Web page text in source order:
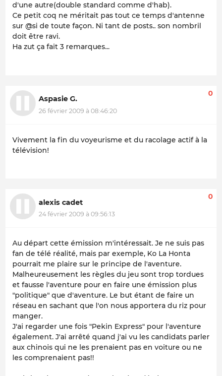
d'une autre(double standard comme d'hab).
Ce petit coq ne méritait pas tout ce temps d'antenne
sur @si de toute façon. Ni tant de posts.. son nombril
doit être ravi.
Ha zut ça fait 3 remarques...
Aspasie G.
26 février 2009 à 08:46:20
0
Vivement la fin du voyeurisme et du racolage actif à la
télévision!
alexis cadet
24 février 2009 à 09:56:13
0
Au départ cette émission m'intéressait. Je ne suis pas
fan de télé réalité, mais par exemple, Ko La Honta
pourrait me plaire sur le principe de l'aventure.
Malheureusement les règles du jeu sont trop tordues
et fausse l'aventure pour en faire une émission plus
"politique" que d'aventure. Le but étant de faire un
réseau en sachant que l'on nous apportera du riz pour
manger.
J'ai regarder une fois "Pekin Express" pour l'aventure
également. J'ai arrêté quand j'ai vu les candidats parler
aux chinois qui ne les prenaient pas en voiture ou ne
les comprenaient pas!!